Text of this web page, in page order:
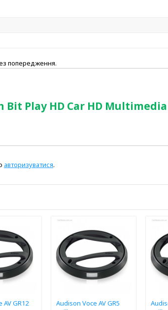
попередження.
Play HD Car HD
авторизуватися.
AV GR12
Audison Voce AV GR5